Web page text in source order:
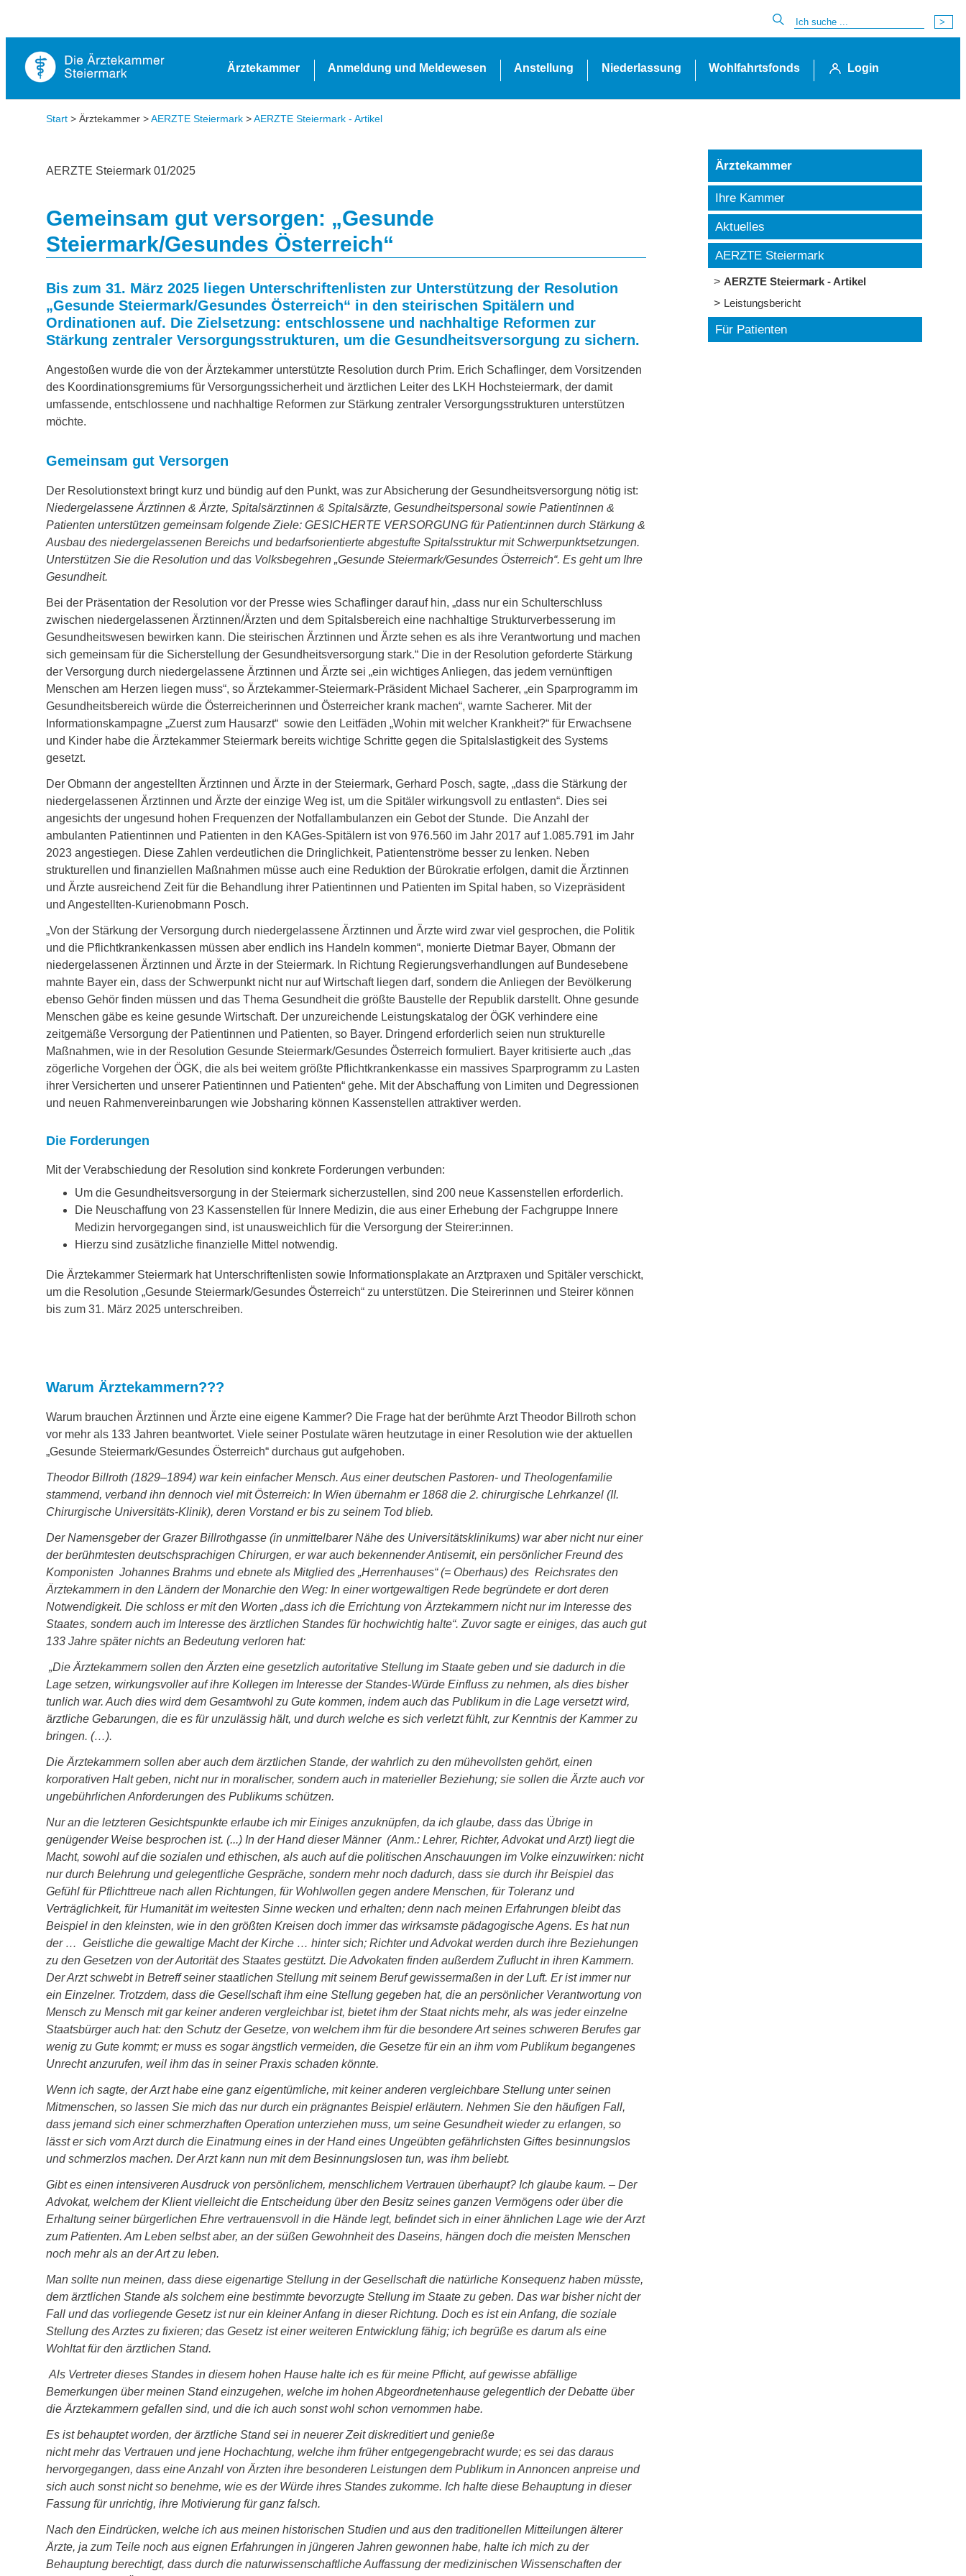
Ärztekammer Anmeldung und Meldewesen Anstellung Niederlassung Wohlfahrtsfonds Login
Start > Ärztekammer >AERZTE Steiermark >AERZTE Steiermark - Artikel
AERZTE Steiermark 01/2025
Gemeinsam gut versorgen: „Gesunde
Steiermark/Gesundes Österreich“
Bis zum 31. März 2025 liegen Unterschriftenlisten zur Unterstützung der Resolution
„Gesunde Steiermark/Gesundes Österreich“ in den steirischen Spitälern und
Ordinationen auf. Die Ziel­setzung: entschlossene und nachhaltige Reformen zur
Stärkung zentraler Versorgungsstrukturen, um die Gesundheitsversorgung zu sichern.
Angestoßen wurde die von der Ärztekammer unterstützte Resolution durch Prim. Erich Schaflinger, dem Vorsitzenden
des Koordinationsgremiums für Versorgungssicherheit und ärztlichen Leiter des LKH Hochsteiermark, der damit
umfassende, entschlossene und nachhaltige Reformen zur Stärkung zentraler Versorgungsstrukturen unterstützen
möchte.
Gemeinsam gut Versorgen
Der Resolutionstext bringt kurz und bündig auf den Punkt, was zur Absicherung der Gesundheitsversorgung nötig ist:
Niedergelassene Ärztinnen & Ärzte, Spitalsärztinnen & Spitalsärzte, Gesundheitspersonal sowie Patientinnen &
Patienten unterstützen gemeinsam folgende Ziele: GESICHERTE VERSORGUNG für Patient:innen durch Stärkung &
Ausbau des niedergelassenen Bereichs und bedarfsorientierte abgestufte Spitalsstruktur mit Schwerpunktsetzungen.
Unterstützen Sie die Resolution und das Volksbegehren „Gesunde Steiermark/Gesundes Österreich“. Es geht um Ihre
Gesundheit.
Bei der Präsentation der Resolution vor der Presse wies Schaflinger darauf hin, „dass nur ein Schulterschluss
zwischen niedergelassenen Ärztinnen/Ärzten und dem Spitalsbereich eine nachhaltige Strukturverbesserung im
Gesundheitswesen bewirken kann. Die steirischen Ärztinnen und Ärzte sehen es als ihre Verantwortung und machen
sich gemeinsam für die Sicherstellung der Gesundheitsversorgung stark.“ Die in der Resolution geforderte Stärkung
der Versorgung durch niedergelassene Ärztinnen und Ärzte sei „ein wichtiges Anliegen, das jedem vernünftigen
Menschen am Herzen liegen muss“, so Ärztekammer-Steiermark-Präsident Michael Sacherer, „ein Sparprogramm im
Gesundheitsbereich würde die Österreicherinnen und Österreicher krank machen“, warnte Sacherer. Mit der
Informationskampagne „Zuerst zum Hausarzt“ sowie den Leitfäden „Wohin mit welcher Krankheit?“ für Erwachsene
und Kinder habe die Ärztekammer Steiermark bereits wichtige Schritte gegen die Spitalslastigkeit des Systems
gesetzt.
Der Obmann der angestellten Ärztinnen und Ärzte in der Steiermark, Gerhard Posch, sagte, „dass die Stärkung der
niedergelassenen Ärztinnen und Ärzte der einzige Weg ist, um die Spitäler wirkungsvoll zu entlasten“. Dies sei
angesichts der ungesund hohen Frequenzen der Notfallambulanzen ein Gebot der Stunde. Die Anzahl der
ambulanten Patientinnen und Patienten in den KAGes-Spitälern ist von 976.560 im Jahr 2017 auf 1.085.791 im Jahr
2023 angestiegen. Diese Zahlen verdeutlichen die Dringlichkeit, Patientenströme besser zu lenken. Neben
strukturellen und finanziellen Maßnahmen müsse auch eine Reduktion der Bürokratie erfolgen, damit die Ärztinnen
und Ärzte ausreichend Zeit für die Behandlung ihrer Patientinnen und Patienten im Spital haben, so Vizepräsident
und Angestellten-Kurienobmann Posch.
„Von der Stärkung der Versorgung durch niedergelassene Ärztinnen und Ärzte wird zwar viel gesprochen, die Politik
und die Pflichtkrankenkassen müssen aber endlich ins Handeln kommen“, monierte Dietmar Bayer, Obmann der
niedergelassenen Ärztinnen und Ärzte in der Steiermark. In Richtung Regierungsverhandlungen auf Bundesebene
mahnte Bayer ein, dass der Schwerpunkt nicht nur auf Wirtschaft liegen darf, sondern die Anliegen der Bevölkerung
ebenso Gehör finden müssen und das Thema Gesundheit die größte Baustelle der Republik darstellt. Ohne gesunde
Menschen gäbe es keine gesunde Wirtschaft. Der unzureichende Leistungskatalog der ÖGK verhindere eine
zeitgemäße Versorgung der Patientinnen und Patienten, so Bayer. Dringend erforderlich seien nun strukturelle
Maßnahmen, wie in der Resolution Gesunde Steiermark/Gesundes Österreich formuliert. Bayer kritisierte auch „das
zögerliche Vorgehen der ÖGK, die als bei weitem größte Pflichtkrankenkasse ein massives Sparprogramm zu Lasten
ihrer Versicherten und unserer Patientinnen und Patienten“ gehe. Mit der Abschaffung von Limiten und Degressionen
und neuen Rahmenvereinbarungen wie Jobsharing können Kassenstellen attraktiver werden.
Die Forderungen
Mit der Verabschiedung der Resolution sind konkrete Forderungen verbunden:
Um die Gesundheitsversorgung in der Steiermark sicherzustellen, sind 200 neue Kassenstellen erforderlich.
Die Neuschaffung von 23 Kassenstellen für Innere Medizin, die aus einer Erhebung der Fachgruppe Innere
Medizin hervorgegangen sind, ist unausweichlich für die Versorgung der Steirer:innen.
Hierzu sind zusätzliche finanzielle Mittel notwendig.
Die Ärztekammer Steiermark hat Unterschriftenlisten sowie Informationsplakate an Arztpraxen und Spitäler verschickt,
um die Resolution „Gesunde Steiermark/Gesundes Österreich“ zu unterstützen. Die Steirerinnen und Steirer können
bis zum 31. März 2025 unterschreiben.
Warum Ärztekammern???
Warum brauchen Ärztinnen und Ärzte eine eigene Kammer? Die Frage hat der berühmte Arzt Theodor Billroth schon
vor mehr als 133 Jahren beantwortet. Viele seiner Pos­tulate wären heutzutage in einer Resolution wie der aktuellen
„Gesunde Steiermark/Gesundes Österreich“ durchaus gut aufgehoben.
Theodor Billroth (1829–1894) war kein einfacher Mensch. Aus einer deutschen Pastoren- und Theologenfamilie
stammend, verband ihn dennoch viel mit Österreich: In Wien übernahm er 1868 die 2. chirurgische Lehrkanzel (II.
Chirurgische Universitäts-Klinik), deren Vorstand er bis zu seinem Tod blieb.
Der Namensgeber der Grazer Billrothgasse (in unmittelbarer Nähe des Universitätsklinikums) war aber nicht nur einer
der berühmtesten deutschsprachigen Chirurgen, er war auch bekennender Antisemit, ein persönlicher Freund des
Komponisten Johannes Brahms und ebnete als Mitglied des „Herrenhauses“ (= Oberhaus) des Reichsrates den
Ärztekammern in den Ländern der Monarchie den Weg: In einer wortgewaltigen Rede begründete er dort deren
Notwendigkeit. Die schloss er mit den Worten „dass ich die Errichtung von Ärztekammern nicht nur im Interesse des
Staates, sondern auch im Interesse des ärztlichen Standes für hochwichtig halte“. Zuvor sagte er einiges, das auch gut
133 Jahre später nichts an Bedeutung verloren hat:
„Die Ärztekammern sollen den Ärzten eine gesetzlich autoritative Stellung im Staate geben und sie dadurch in die
Lage setzen, wirkungsvoller auf ihre Kollegen im Interesse der Standes-Würde Einfluss zu nehmen, als dies bisher
tunlich war. Auch dies wird dem Gesamtwohl zu Gute kommen, indem auch das Publikum in die Lage versetzt wird,
ärztliche Gebarungen, die es für unzulässig hält, und durch welche es sich verletzt fühlt, zur Kenntnis der Kammer zu
bringen. (…).
Die Ärztekammern sollen aber auch dem ärztlichen Stande, der wahrlich zu den mühevollsten gehört, einen
korporativen Halt geben, nicht nur in moralischer, sondern auch in materieller Beziehung; sie sollen die Ärzte auch vor
ungebührlichen Anforderungen des Publikums schützen.
Nur an die letzteren Gesichtspunkte erlaube ich mir Einiges anzuknüpfen, da ich glaube, dass das Übrige in
genügender Weise besprochen ist. (...) In der Hand dieser Männer (Anm.: Lehrer, Richter, Advokat und Arzt) liegt die
Macht, sowohl auf die sozialen und ethischen, als auch auf die politischen Anschauungen im Volke einzuwirken: nicht
nur durch Belehrung und gelegentliche Gespräche, sondern mehr noch dadurch, dass sie durch ihr Beispiel das
Gefühl für Pflichttreue nach allen Richtungen, für Wohlwollen gegen andere Menschen, für Toleranz und
Verträglichkeit, für Humanität im weitesten Sinne wecken und erhalten; denn nach meinen Erfahrungen bleibt das
Beispiel in den kleinsten, wie in den größten Kreisen doch immer das wirksamste pädagogische Agens. Es hat nun
der … Geistliche die gewaltige Macht der Kirche … hinter sich; Richter und Advokat werden durch ihre Beziehungen
zu den Gesetzen von der Autorität des Staates gestützt. Die Advokaten finden außerdem Zuflucht in ihren Kammern.
Der Arzt schwebt in Betreff seiner staatlichen Stellung mit seinem Beruf gewissermaßen in der Luft. Er ist immer nur
ein Einzelner. Trotzdem, dass die Gesellschaft ihm eine Stellung gegeben hat, die an persönlicher Verantwortung von
Mensch zu Mensch mit gar keiner anderen vergleichbar ist, bietet ihm der Staat nichts mehr, als was jeder einzelne
Staatsbürger auch hat: den Schutz der Gesetze, von welchem ihm für die besondere Art seines schweren Berufes gar
wenig zu Gute kommt; er muss es sogar ängstlich vermeiden, die Gesetze für ein an ihm vom Publikum begangenes
Unrecht anzurufen, weil ihm das in seiner Praxis schaden könnte.
Wenn ich sagte, der Arzt habe eine ganz eigentümliche, mit keiner anderen vergleichbare Stellung unter seinen
Mitmenschen, so lassen Sie mich das nur durch ein prägnantes Beispiel erläutern. Nehmen Sie den häufigen Fall,
dass jemand sich einer schmerzhaften Operation unterziehen muss, um seine Gesundheit wieder zu erlangen, so
lässt er sich vom Arzt durch die Einatmung eines in der Hand eines Ungeübten gefährlichsten Giftes besinnungslos
und schmerzlos machen. Der Arzt kann nun mit dem Besinnungslosen tun, was ihm beliebt.
Gibt es einen intensiveren Ausdruck von persönlichem, menschlichem Vertrauen überhaupt? Ich glaube kaum. – Der
Advokat, welchem der Klient vielleicht die Entscheidung über den Besitz seines ganzen Vermögens oder über die
Erhaltung seiner bürgerlichen Ehre vertrauensvoll in die Hände legt, befindet sich in einer ähnlichen Lage wie der Arzt
zum Patienten. Am Leben selbst aber, an der süßen Gewohnheit des Daseins, hängen doch die meisten Menschen
noch mehr als an der Art zu leben.
Man sollte nun meinen, dass diese eigenartige Stellung in der Gesellschaft die natürliche Konsequenz haben müsste,
dem ärztlichen Stande als solchem eine bestimmte bevorzugte Stellung im Staate zu geben. Das war bisher nicht der
Fall und das vorliegende Gesetz ist nur ein kleiner Anfang in dieser Richtung. Doch es ist ein Anfang, die soziale
Stellung des Arztes zu fixieren; das Gesetz ist einer weiteren Entwicklung fähig; ich begrüße es darum als eine
Wohltat für den ärztlichen Stand.
Als Vertreter dieses Standes in diesem hohen Hause halte ich es für meine Pflicht, auf gewisse abfällige
Bemerkungen über meinen Stand einzugehen, welche im hohen Abgeordnetenhause gelegentlich der Debatte über
die Ärztekammern gefallen sind, und die ich auch sonst wohl schon vernommen habe.
Es ist behauptet worden, der ärztliche Stand sei in neuerer Zeit diskreditiert und genieße
nicht mehr das Vertrauen und jene Hochachtung, welche ihm früher entgegengebracht wurde; es sei das daraus
hervorgegangen, dass eine Anzahl von Ärzten ihre besonderen Leistungen dem Publikum in Annoncen anpreise und
sich auch sonst nicht so benehme, wie es der Würde ihres Standes zukomme. Ich halte diese Behauptung in dieser
Fassung für unrichtig, ihre Motivierung für ganz falsch.
Nach den Eindrücken, welche ich aus meinen historischen Studien und aus den traditionellen Mitteilungen älterer
Ärzte, ja zum Teile noch aus eignen Erfahrungen in jüngeren Jahren gewonnen habe, halte ich mich zu der
Behauptung berechtigt, dass durch die naturwissenschaftliche Auffassung der medizinischen Wissenschaften der
Ärztekammer
Ihre Kammer
Aktuelles
AERZTE Steiermark
AERZTE Steiermark - Artikel
Leistungsbericht
Für Patienten